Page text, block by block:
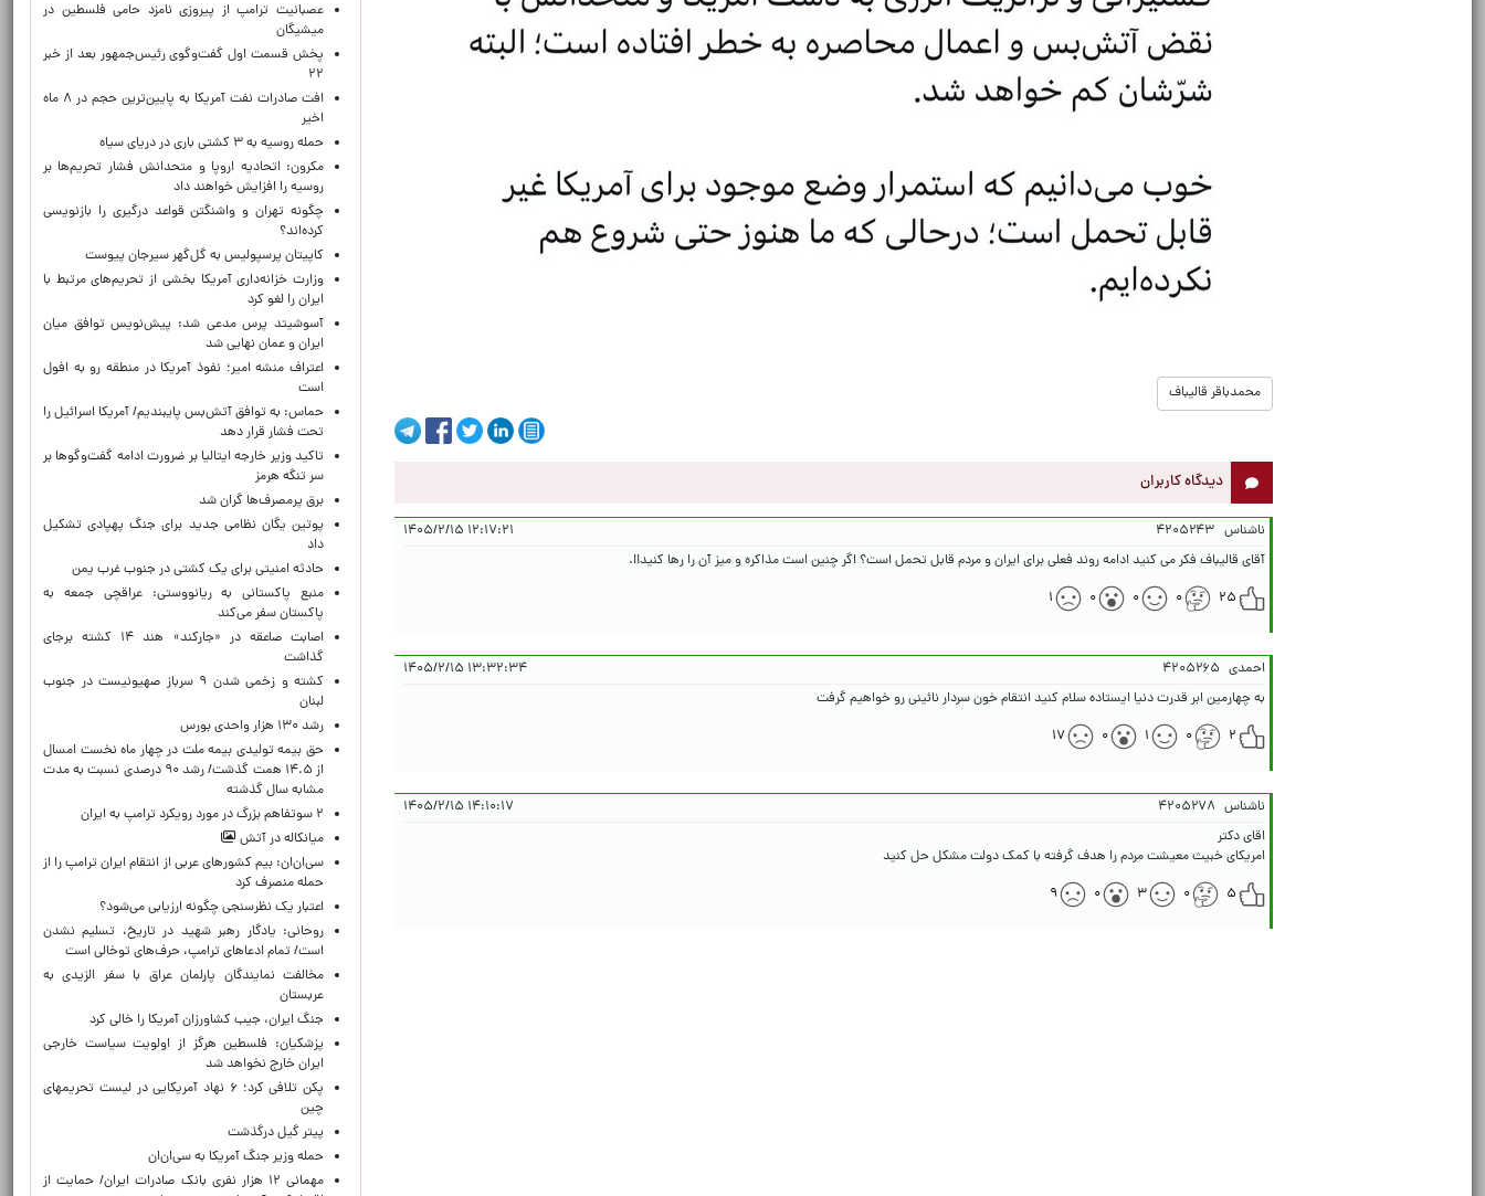
محمدباقر قالیباف
دیدگاه کاربران
ناشناس ۴۲۰۵۲۴۳
۱۲:۱۷:۲۱ ۱۴۰۵/۲/۱۵
آقای قالیباف فکر می کنید ادامه روند فعلی برای ایران و مردم قابل تحمل است؟ اگر چنین است مذاکره و میز آن را رها کنید!!.
۲۵
۰ ۰ ۰ ۱
احمدی ۴۲۰۵۲۶۵
۱۳:۳۲:۳۴ ۱۴۰۵/۲/۱۵
به چهارمین ابر قدرت دنیا ایستاده سلام کنید انتقام خون سردار نائینی رو خواهیم گرفت
۲
۰ ۱ ۰ ۱۷
ناشناس ۴۲۰۵۲۷۸
۱۴:۱۰:۱۷ ۱۴۰۵/۲/۱۵
امریکای خبیث معیشت مردم را هدف گرفته با کمک دولت مشکل حل کنید
۵
۰ ۳ ۰ ۹
عصبانیت ترامپ از پیروزی نامزد حامی فلسطین در
میشیگان
پخش قسمت اول گفت‌وگوی رئیس‌جمهور بعد از خبر
۲۲
افت صادرات نفت آمریکا به پایین‌ترین حجم در ۸ ماه
اخیر
حمله روسیه به ۳ کشتی باری در دریای سیاه
مکرون: اتحادیه اروپا و متحدانش فشار تحریم‌ها بر
روسیه را افزایش خواهند داد
چگونه تهران و واشنگتن قواعد درگیری را بازنویسی
کرده‌اند؟
کاپیتان پرسپولیس به گل‌گهر سیرجان پیوست
وزارت خزانه‌داری آمریکا بخشی از تحریم‌های مرتبط با
ایران را لغو کرد
آسوشیتد پرس مدعی شد: پیش‌نویس توافق میان
ایران و عمان نهایی شد
اعتراف منشه امیر؛ نفوذ آمریکا در منطقه رو به افول
است
حماس: به توافق آتش‌بس پایبندیم/ آمریکا اسرائیل را
تحت فشار قرار دهد
تاکید وزیر خارجه ایتالیا بر ضرورت ادامه گفت‌وگوها بر
سر تنگه هرمز
برق پرمصرف‌ها گران شد
پوتین یگان نظامی جدید برای جنگ پهپادی تشکیل
داد
حادثه امنیتی برای یک کشتی در جنوب غرب یمن
منبع پاکستانی به ریانووستی: عراقچی جمعه به
پاکستان سفر می‌کند
اصابت صاعقه در «جارکند» هند ۱۴ کشته برجای
گذاشت
کشته و زخمی شدن ۹ سرباز صهیونیست در جنوب
لبنان
رشد ۱۳۰ هزار واحدی بورس
حق بیمه تولیدی بیمه ملت در چهار ماه نخست امسال
از ۱۴.۵ همت گذشت/ رشد ۹۰ درصدی نسبت به مدت
مشابه سال گذشته
۲ سوتفاهم بزرگ در مورد رویکرد ترامپ به ایران
میانکاله در آتش
سی‌ان‌ان: بیم کشورهای عربی از انتقام ایران ترامپ را از
حمله منصرف کرد
اعتبار یک نظرسنجی چگونه ارزیابی می‌شود؟
روحانی: یادگار رهبر شهید در تاریخ، تسلیم نشدن
است/ تمام ادعاهای ترامپ، حرف‌های توخالی است
مخالفت نمایندگان پارلمان عراق با سفر الزیدی به
عربستان
جنگ ایران، جیب کشاورزان آمریکا را خالی کرد
پزشکیان: فلسطین هرگز از اولویت سیاست خارجی
ایران خارج نخواهد شد
پکن تلافی کرد؛ ۶ نهاد آمریکایی در لیست تحریمهای
چین
پیتر گیل درگذشت
حمله وزیر جنگ آمریکا به سی‌ان‌ان
مهمانی ۱۲ هزار نفری بانک صادرات ایران/ حمایت از